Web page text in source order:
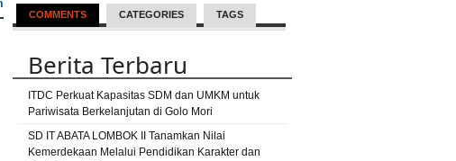
COMMENTS CATEGORIES TAGS
Berita Terbaru
ITDC Perkuat Kapasitas SDM dan UMKM untuk
Pariwisata Berkelanjutan di Golo Mori
SD IT ABATA LOMBOK II Tanamkan Nilai
Kemerdekaan Melalui Pendidikan Karakter dan